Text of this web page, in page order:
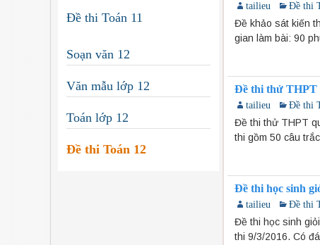
tailieu Đề thi
Đề khảo sát kiến
gian làm bài: 90
Đề thi thử THPT
tailieu Đề thi
Đề thi thử THPT
thi gồm 50 câu
Đề thi học sinh
tailieu Đề thi
Đề thi học sinh
thi 9/3/2016. Có
Đề thi Toán 11
Soạn văn 12
Văn mẫu lớp 12
Toán lớp 12
Đề thi Toán 12